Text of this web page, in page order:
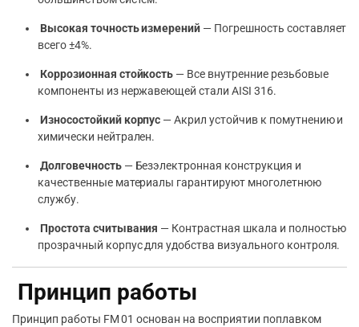
Высокая точность измерений — Погрешность составляет
всего ±4%.
Коррозионная стойкость — Все внутренние резьбовые
компоненты из нержавеющей стали AISI 316.
Износостойкий корпус — Акрил устойчив к помутнению и
химически нейтрален.
Долговечность— Безэлектронная конструкция и
качественные материалы гарантируют многолетнюю
службу.
Простота считывания — Контрастная шкала и полностью
прозрачный корпус для удобства визуального контроля.
Принцип работы
Принцип работы FM 01 основан на восприятии поплавком